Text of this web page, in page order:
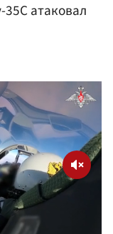
атаковал